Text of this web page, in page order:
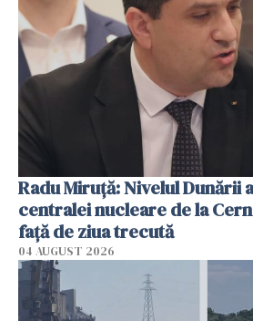
Radu Miruţă: Nivelul Dunării
centralei nucleare de la
faţă de ziua trecută
04 AUGUST 2026